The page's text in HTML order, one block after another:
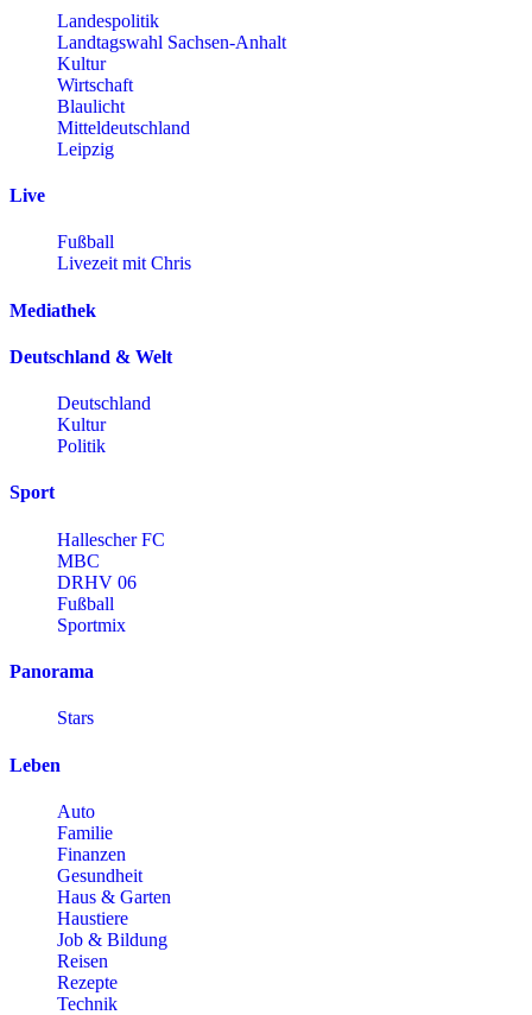
Landespolitik
Landtagswahl Sachsen-Anhalt
Kultur
Wirtschaft
Blaulicht
Mitteldeutschland
Leipzig
Live
Fußball
Livezeit mit Chris
Mediathek
Deutschland & Welt
Deutschland
Kultur
Politik
Sport
Hallescher FC
MBC
DRHV 06
Fußball
Sportmix
Panorama
Stars
Leben
Auto
Familie
Finanzen
Gesundheit
Haus & Garten
Haustiere
Job & Bildung
Reisen
Rezepte
Technik